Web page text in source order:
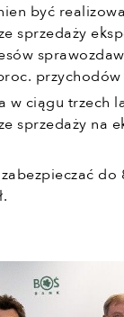
być
sprzedaży
w ciągu trzech
sprzedaży na